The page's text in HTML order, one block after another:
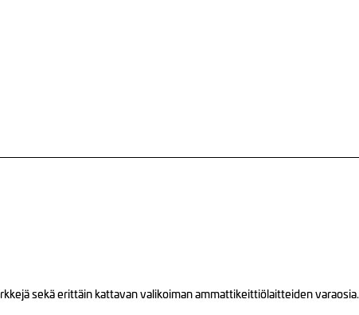
sekä erittäin kattavan valikoiman ammattikeittiölaitteiden varaosia.